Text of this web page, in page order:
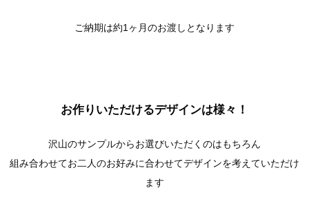
ご納期は約1ヶ月のお渡しとなります
お作りいただけるデザインは様々！
沢山のサンプルからお選びいただくのはもちろん
組み合わせてお二人のお好みに合わせてデザインを考えていただけ
ます